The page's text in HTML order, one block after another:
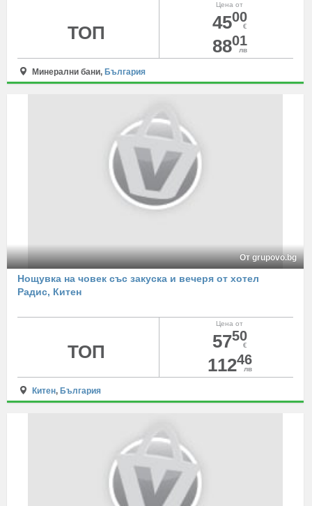
Цена от
4500
€
8801
лв
ТОП
Минерални бани, България
От grupovo.bg
Нощувка на човек със закуска и вечеря от хотел
Радис, Китен
Цена от
5750
€
11246
лв
ТОП
Китен, България